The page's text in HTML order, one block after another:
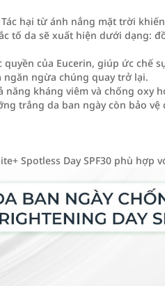
hại từ ánh nắng mặt trời
tố da sẽ xuất hiện dưới dạng:
của Eucerin, giúp ức chế
ngăn ngừa chúng quay trở lại.
kháng viêm và chống oxy
trắng da ban ngày còn bảo
Spotless Day SPF30 phù hợp